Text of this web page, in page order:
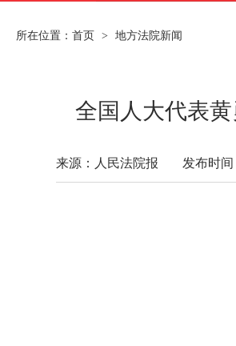
所在位置： 首页 > 地方法院新闻
全国人大代表
来源：人民法院报 发布时